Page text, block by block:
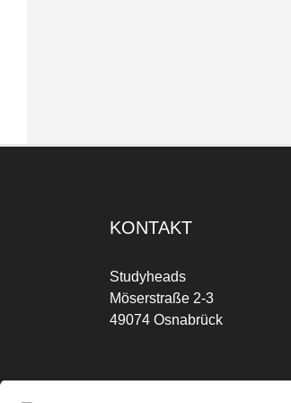
KONTAKT
Studyheads
Möserstraße 2-3
49074 Osnabrück